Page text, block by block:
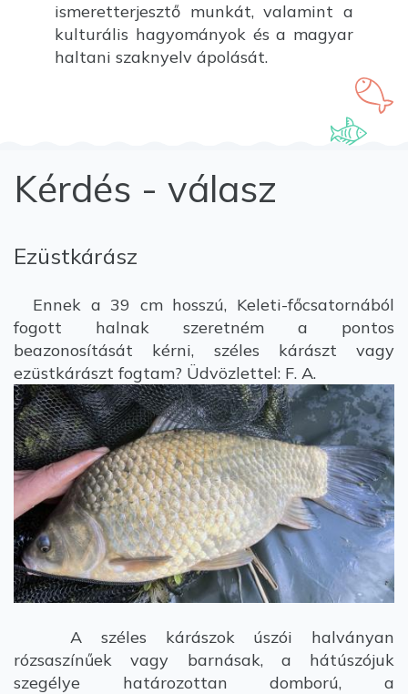
ismeretterjesztő munkát, valamint a
kulturális hagyományok és a magyar
haltani szaknyelv ápolását.
Kérdés - válasz
Ezüstkárász
Ennek a 39 cm hosszú, Keleti-főcsatornából
fogott halnak szeretném a pontos
beazonosítását kérni, széles kárászt vagy
ezüstkárászt fogtam? Üdvözlettel: F. A.
A széles kárászok úszói halványan
rózsaszínűek vagy barnásak, a hátúszójuk
szegélye határozottan domború, a